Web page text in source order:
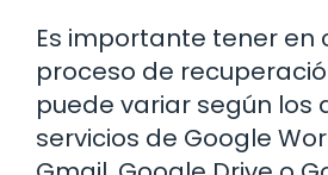
Es importante tener en
proceso de
puede variar según los
servicios de Google